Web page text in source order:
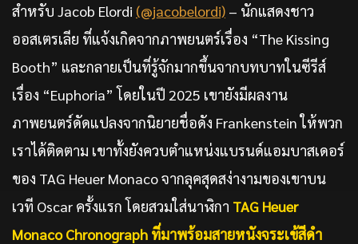
สำหรับ Jacob Elordi (@jacobelordi) – นักแสดงชาว
ออสเตรเลีย ที่แจ้งเกิดจากภาพยนตร์เรื่อง “The Kissing
Booth” และกลายเป็นที่รู้จักมากขึ้นจากบทบาทในซีรีส์
เรื่อง “Euphoria” โดยในปี 2025 เขายังมีผลงาน
ภาพยนตร์ดัดแปลงจากนิยายชื่อดัง Frankenstein ให้พวก
เราได้ติดตาม เขาทั้งยังควบตำแหน่งแบรนด์แอมบาสเดอร์
ของ TAG Heuer Monaco จากลุคสุดสง่างามของเขาบน
เวที Oscar ครั้งแรก โดยสวมใส่นาฬิกา TAG Heuer
Monaco Chronograph ที่มาพร้อมสายหนังจระเข้สีดำ